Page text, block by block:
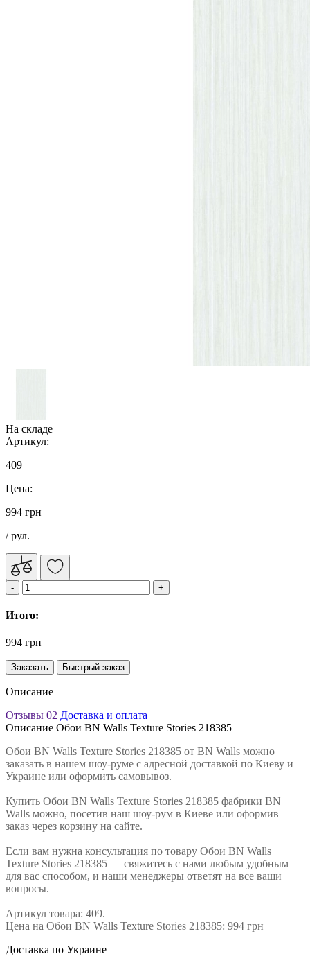
На складе
Артикул:
409
Цена:
994 грн
/ рул.
Итого:
994 грн
Заказать Быстрый заказ
Описание
Отзывы 02 Доставка и оплата
Описание Обои BN Walls Texture Stories 218385
Обои BN Walls Texture Stories 218385 от BN Walls можно
заказать в нашем шоу-руме с адресной доставкой по Киеву и
Украине или оформить самовывоз.
Купить Обои BN Walls Texture Stories 218385 фабрики BN
Walls можно, посетив наш шоу-рум в Киеве или оформив
заказ через корзину на сайте.
Если вам нужна консультация по товару Обои BN Walls
Texture Stories 218385 — свяжитесь с нами любым удобным
для вас способом, и наши менеджеры ответят на все ваши
вопросы.
Артикул товара: 409.
Цена на Обои BN Walls Texture Stories 218385: 994 грн
Доставка по Украине